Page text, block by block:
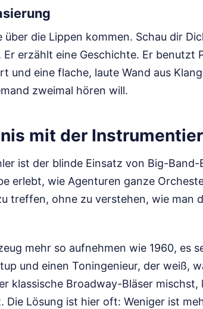
die Lippen kommen. Schau dir
erzählt eine Geschichte. Er benutzt
und eine flache, laute Wand aus
zweimal hören will.
mit der
ist der blinde Einsatz von Big-Band-
erlebt, wie Agenturen ganze
treffen, ohne zu verstehen, wie man
mehr so aufnehmen wie 1960, es
und einen Toningenieur, der weiß,
klassische Broadway-Bläser mischst,
Die Lösung ist hier oft: Weniger ist